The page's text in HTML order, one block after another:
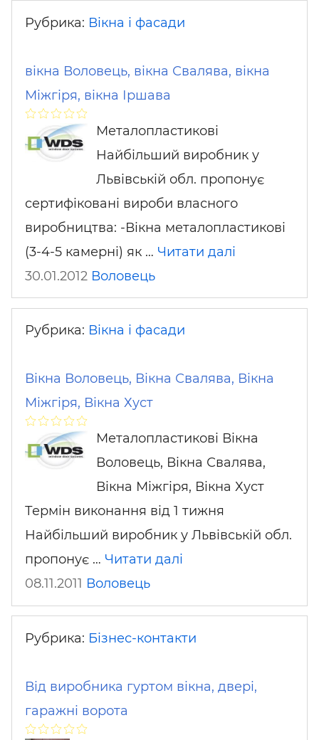
Рубрика: Вікна і фасади
вікна Воловець, вікна Свалява, вікна
Міжгіря, вікна Іршава
Металопластикові
Найбільший виробник у
Львівській обл. пропонує
сертифіковані вироби власного
виробництва: -Вікна металопластикові
(3-4-5 камерні) як … Читати далі
30.01.2012 Воловець
Рубрика: Вікна і фасади
Вікна Воловець, Вікна Свалява, Вікна
Міжгіря, Вікна Хуст
Металопластикові Вікна
Воловець, Вікна Свалява,
Вікна Міжгіря, Вікна Хуст
Термін виконання від 1 тижня
Найбільший виробник у Львівській обл.
пропонує … Читати далі
08.11.2011 Воловець
Рубрика: Бізнес-контакти
Від виробника гуртом вікна, двері,
гаражні ворота